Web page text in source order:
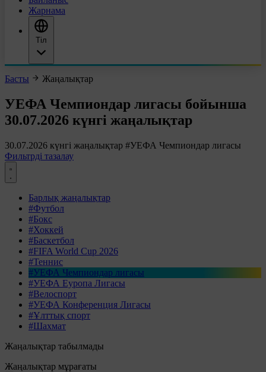
Жарнама
Тіл
Басты Жаңалықтар
УЕФА Чемпиондар лигасы бойынша
30.07.2026 күнгі жаңалықтар
30.07.2026 күнгі жаңалықтар #УЕФА Чемпиондар лигасы
Фильтрді тазалау
Барлық жаңалықтар
#Футбол
#Бокс
#Хоккей
#Баскетбол
#FIFA World Cup 2026
#Теннис
#УЕФА Чемпиондар лигасы
#УЕФА Еуропа Лигасы
#Велоспорт
#УЕФА Конференция Лигасы
#Ұлттық спорт
#Шахмат
Жаңалықтар табылмады
Жаңалықтар мұрағаты